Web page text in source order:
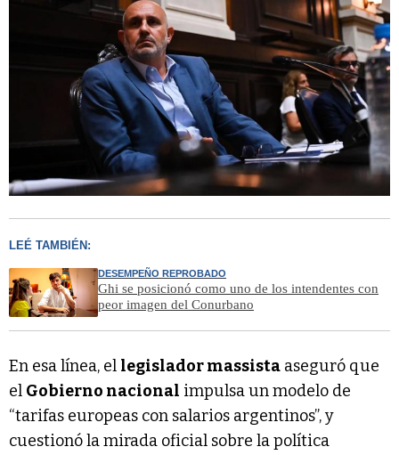
LEÉ TAMBIÉN:
DESEMPEÑO REPROBADO
Ghi se posicionó como uno de los intendentes con
peor imagen del Conurbano
En esa línea, el legislador massista aseguró que
el Gobierno nacional impulsa un modelo de
“tarifas europeas con salarios argentinos”, y
cuestionó la mirada oficial sobre la política